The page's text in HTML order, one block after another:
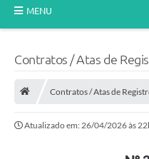
MENU
A Prefeitura
Município
Contratos / Atas de
Contratos / Atas de
Atualizado em: 26/04/2026 às